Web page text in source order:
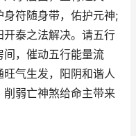
符随身带，佑护元神;
泰之法解决。请五行
，催动五行能量流
气生发，阳阴和谐人
弱亡神煞给命主带来